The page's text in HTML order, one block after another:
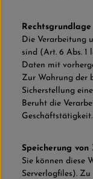
Die Verarbeitung
sind (Art. 6 Abs. 1
Daten mit
Zur Wahrung der
Sicherstellung
Beruht die
Speicherung
Sie können diese
Serverlogfiles).